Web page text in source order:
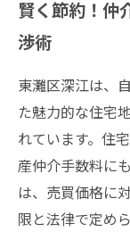
賢く節約！仲
渉術
東灘区深江は、
た魅力的な住宅
れています。住
産仲介手数料に
は、売買価格に
限と法律で定め